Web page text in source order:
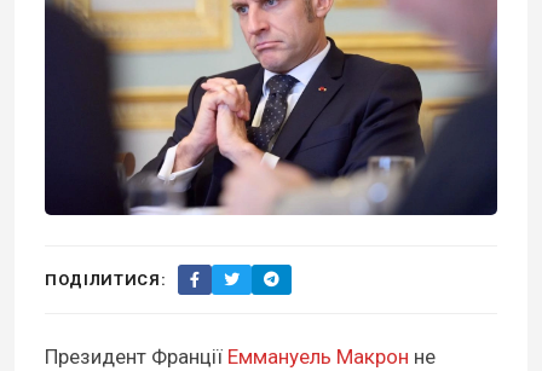
ПОДІЛИТИСЯ:
Президент Франції Еммануель Макрон не